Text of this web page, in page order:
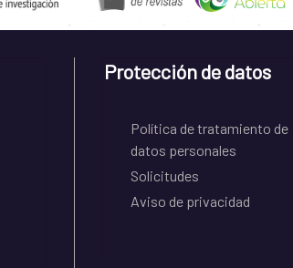
Protección de datos
Política de tratamiento de
datos personales
Solicitudes
Aviso de privacidad